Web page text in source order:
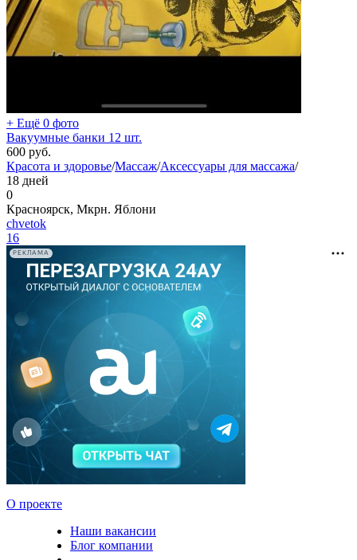
+ Ещё 0 фото
Вакуумные банки 12 шт.
600 руб.
Красота и здоровье/Массаж/Аксессуары для массажа/
18 дней
0
Красноярск, Мкрн. Яблони
chvetok
16
РЕКЛАМА
О проекте
Наши вакансии
Блог компании